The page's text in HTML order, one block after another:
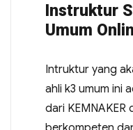
Instruktur
Umum
Intruktur yang
ahli k3 umum ini
dari